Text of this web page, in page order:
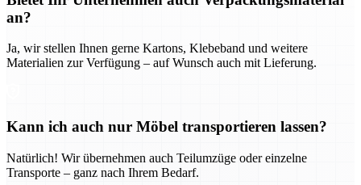
an?
Ja, wir stellen Ihnen gerne Kartons, Klebeband und weitere
Materialien zur Verfügung – auf Wunsch auch mit Lieferung.
Kann ich auch nur Möbel transportieren lassen?
Natürlich! Wir übernehmen auch Teilumzüge oder einzelne
Transporte – ganz nach Ihrem Bedarf.